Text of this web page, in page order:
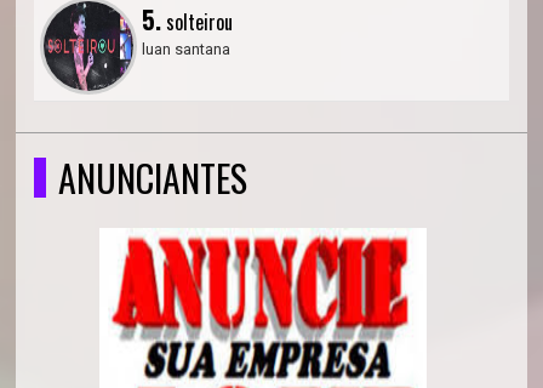
5.solteirou
luan santana
ANUNCIANTES